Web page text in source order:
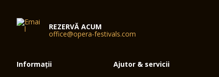
REZERVĂ ACUM
office@opera-festivals.com
Informații Ajutor & servicii